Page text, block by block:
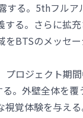
する。5thフル
る。さらに拡
BTSのメッセー
ロジェクト期
。外壁全体を
覚体験を与える